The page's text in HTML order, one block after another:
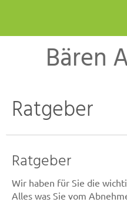
Bären
Ratgeber
Ratgeber
Wir haben für Sie die
Alles was Sie vom